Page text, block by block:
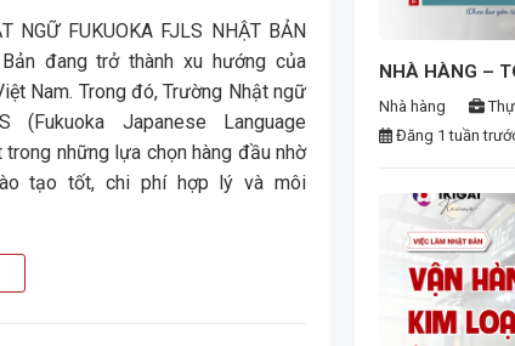
NGỮ FUKUOKA FJLS NHẬT BẢN
đang trở thành xu hướng của
Nam. Trong đó, Trường Nhật ngữ
(Fukuoka Japanese Language
những lựa chọn hàng đầu nhờ
tạo tốt, chi phí hợp lý và môi
NHÀ HÀNG –
Nhà hàng
Đăng 1 tuần